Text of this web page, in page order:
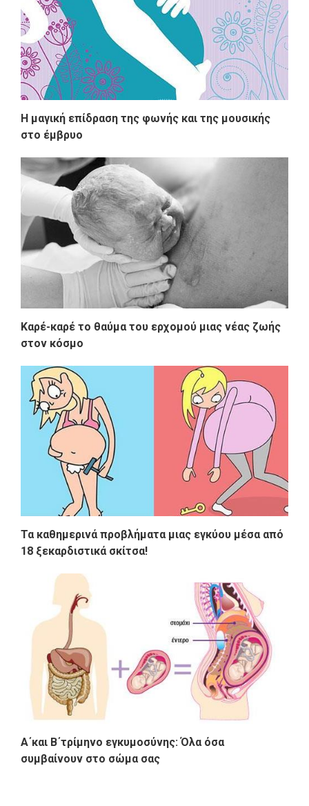
Η μαγική επίδραση της φωνής και της μουσικής
στο έμβρυο
Kαρέ-καρέ το θαύμα του ερχομού μιας νέας ζωής
στον κόσμο
Τα καθημερινά προβλήματα μιας εγκύου μέσα από
18 ξεκαρδιστικά σκίτσα!
Α΄και Β΄τρίμηνο εγκυμοσύνης: Όλα όσα
συμβαίνουν στο σώμα σας